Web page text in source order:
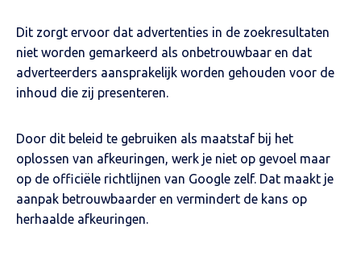
Dit zorgt ervoor dat advertenties in de zoekresultaten
niet worden gemarkeerd als onbetrouwbaar en dat
adverteerders aansprakelijk worden gehouden voor de
inhoud die zij presenteren.
Door dit beleid te gebruiken als maatstaf bij het
oplossen van afkeuringen, werk je niet op gevoel maar
op de officiële richtlijnen van Google zelf. Dat maakt je
aanpak betrouwbaarder en vermindert de kans op
herhaalde afkeuringen.